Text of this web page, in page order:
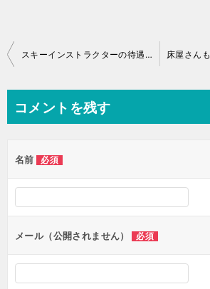
投
ビ
ー
シ
ョ
ン
スキーインストラクターの待遇は？
コメントを残す
名前 必須
メール（公開されません） 必須